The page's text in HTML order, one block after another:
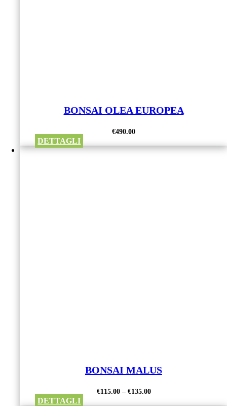
BONSAI OLEA EUROPEA
€490.00
DETTAGLI
BONSAI MALUS
€115.00– €135.00
DETTAGLI